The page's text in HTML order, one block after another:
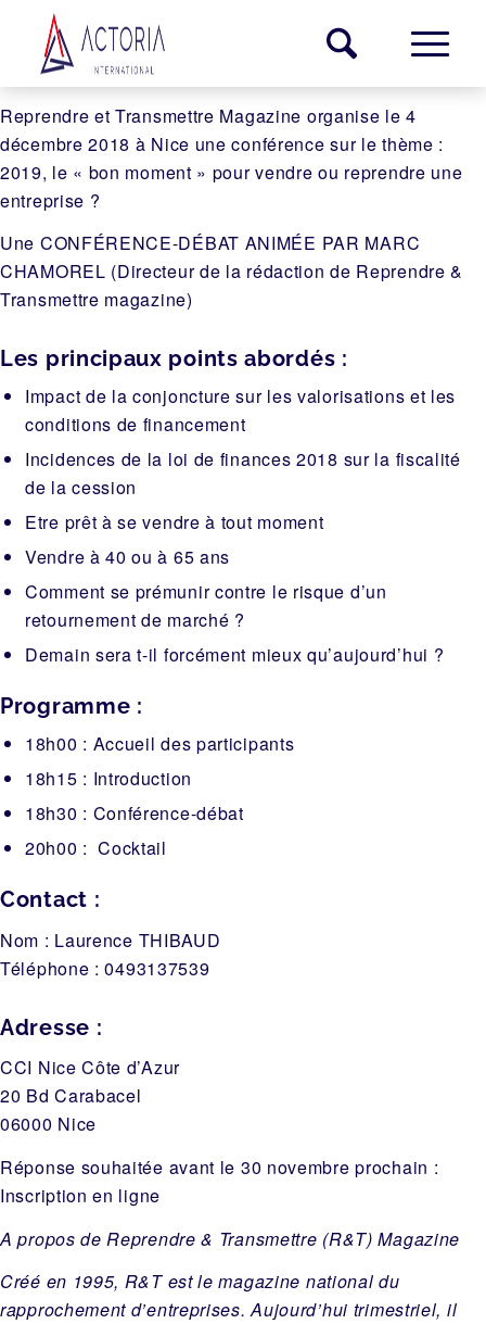
Reprendre et Transmettre Magazine organise le 4
décembre 2018 à Nice une conférence sur le thème :
2019, le « bon moment » pourvendre ou reprendre une
entreprise ?
Une CONFÉRENCE-DÉBAT ANIMÉE PAR MARC
CHAMOREL (Directeur de la rédaction de Reprendre &
Transmettre magazine)
Les principaux points abordés :
Impact de la conjoncture sur les valorisations et les
conditions de financement
Incidences de la loi de finances 2018 sur la fiscalité
de la cession
Etre prêt à se vendre à tout moment
Vendre à 40 ou à 65 ans
Comment se prémunir contre le risque d’un
retournement de marché ?
Demain sera t-il forcément mieux qu’aujourd’hui ?
Programme :
18h00 : Accueil des participants
18h15 : Introduction
18h30 : Conférence-débat
20h00 : Cocktail
Contact :
Nom : Laurence THIBAUD
Téléphone :0493137539
Adresse :
CCI Nice Côte d’Azur
20 Bd Carabacel
06000 Nice
Réponse souhaitée avant le 30 novembre prochain :
Inscription en ligne
A propos de Reprendre & Transmettre (R&T) Magazine
Créé en 1995, R&T est le magazine national du
rapprochement d’entreprises. Aujourd’hui trimestriel, il